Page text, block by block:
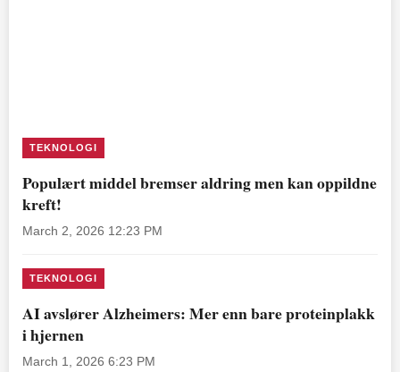
TEKNOLOGI
Populært middel bremser aldring men kan oppildne
kreft!
March 2, 2026 12:23 PM
TEKNOLOGI
AI avslører Alzheimers: Mer enn bare proteinplakk
i hjernen
March 1, 2026 6:23 PM